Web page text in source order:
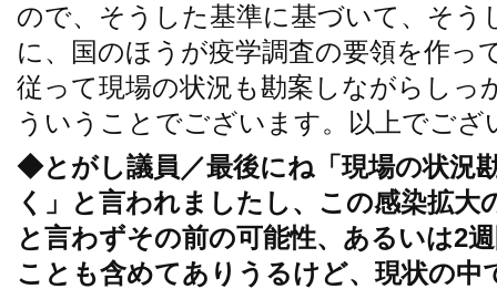
ので、そうした基準に基づいて、そ
に、国のほうが疫学調査の要領を作っ
従って現場の状況も勘案しながらしっ
ういうことでございます。以上でござ
◆とがし議員／最後にね「現場の状況
く」と言われましたし、この感染拡大
と言わずその前の可能性、あるいは2
ことも含めてありうるけど、現状の中